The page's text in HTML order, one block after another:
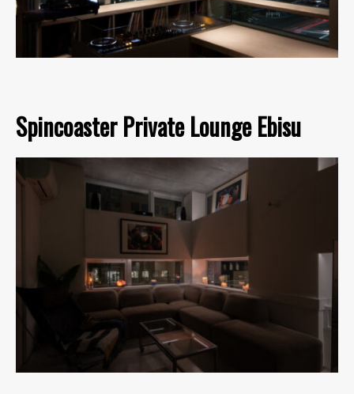
Spincoaster Private Lounge Ebisu